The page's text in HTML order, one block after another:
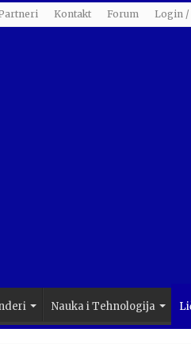
Kontakt Forum Login /
Nauka i Tehnologija